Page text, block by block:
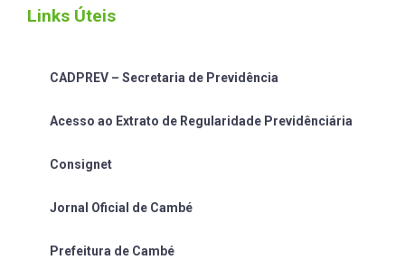
Links Úteis
CADPREV – Secretaria de Previdência
Acesso ao Extrato de Regularidade Previdênciária
Consignet
Jornal Oficial de Cambé
Prefeitura de Cambé